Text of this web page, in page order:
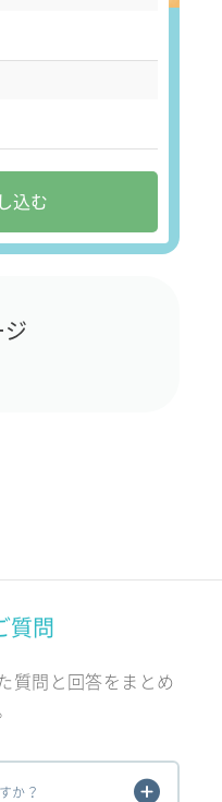
込む
ジ
質問
質問と回答をまとめ
か？